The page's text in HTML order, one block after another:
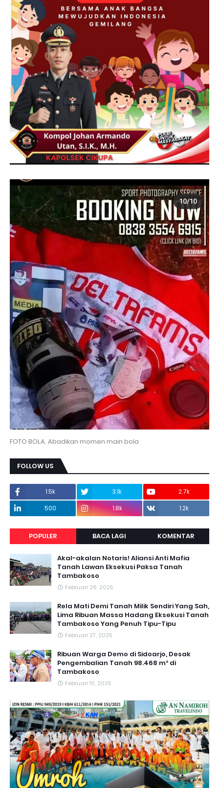
FOTO BOLA. Abadikan momen main bola
FOLLOW US
1.5k 3.1k
2.7k
500
1.8k 1.2k
POPULER BACA LAGI KOMENTAR
Akal-akalan Notaris! Aliansi Anti Mafia
Tanah Lawan Eksekusi Paksa Tanah
Tambakoso
Februari 26, 2025
Rela Mati Demi Tanah Milik Sendiri Yang Sah,
Lima Ribuan Massa Hadang Eksekusi Tanah
Tambakoso Yang Penuh Tipu-Tipu
Februari 27, 2025
Ribuan Warga Demo di Sidoarjo, Desak
Pengembalian Tanah 98.468 m² di
Tambakoso
Februari 10, 2025